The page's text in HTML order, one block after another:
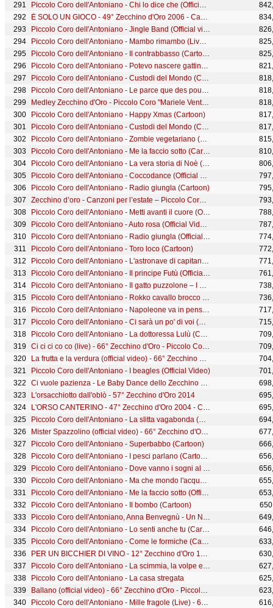
Piccolo Coro dell'Antoniano - Chi lo dice che (Official Video)
È SOLO UN GIOCO - 49° Zecchino d'Oro 2006 - Canzoni Animate
Piccolo Coro dell'Antoniano - Jingle Band (Official video - 67° Zecchino d'Oro)
Piccolo Coro dell'Antoniano - Mambo rimambo (Live) - 65° Zecchino d'Oro
Piccolo Coro dell'Antoniano - Il contrabbasso (Cartoon)
Piccolo Coro dell'Antoniano - Potevo nascere gattino (Official Video)
Piccolo Coro dell'Antoniano - Custodi del Mondo (Cartoon) - 63° Zecchino d'Oro
Piccolo Coro dell'Antoniano - Le parce que des pourquoi (Official Video)
Medley Zecchino d'Oro - Piccolo Coro "Mariele Ventre" dell'Antoniano
Piccolo Coro dell'Antoniano - Happy Xmas (Cartoon)
Piccolo Coro dell'Antoniano - Custodi del Mondo (Cartoon) - 63° Zecchino d'Oro
Piccolo Coro dell'Antoniano - Zombie vegetariano (Official Video)
Piccolo Coro dell'Antoniano - Me la faccio sotto (Cartoon)
Piccolo Coro dell'Antoniano - La vera storia di Noè (Official Video)
Piccolo Coro dell'Antoniano - Coccodance (Official video - 67° Zecchino d'Oro)
Piccolo Coro dell'Antoniano - Radio giungla (Cartoon)
Zecchino d’oro - Canzoni per l’estate – Piccolo Coro dell’Antoniano
Piccolo Coro dell'Antoniano - Metti avanti il cuore (Official Video)
Piccolo Coro dell'Antoniano - Auto rosa (Official Video)
Piccolo Coro dell'Antoniano - Radio giungla (Official Video)
Piccolo Coro dell'Antoniano - Toro loco (Cartoon)
Piccolo Coro dell'Antoniano - L'astronave di capitan Rottame (Cartoon)
Piccolo Coro dell'Antoniano - Il principe Futù (Official video - 67° Zecchino d'Oro)
Piccolo Coro dell'Antoniano - Il gatto puzzolone – I grandi classici dello Zecchino d’Oro
Piccolo Coro dell'Antoniano - Rokko cavallo brocco (Cartoon)
Piccolo Coro dell'Antoniano - Napoleone va in pensione (Official Video)
Piccolo Coro dell'Antoniano - Ci sarà un po' di voi (Cartoon)
Piccolo Coro dell'Antoniano - La dottoressa Lulù (Cartoon)
Ci ci ci co co (live) - 66° Zecchino d'Oro - Piccolo Coro dell'Antoniano
La frutta e la verdura (official video) - 66° Zecchino d'Oro - Piccolo Coro dell'Antoniano
Piccolo Coro dell'Antoniano - I beagles (Official Video)
Ci vuole pazienza - Le Baby Dance dello Zecchino d'Oro
L'orsacchiotto dall'oblò - 57° Zecchino d'Oro 2014
L'ORSO CANTERINO - 47° Zecchino d'Oro 2004 - Canzoni Animate
Piccolo Coro dell'Antoniano - La slitta vagabonda (Cartoon)
Mister Spazzolino (official video) - 66° Zecchino d'Oro - Piccolo Coro dell'Antoniano
Piccolo Coro dell'Antoniano - Superbabbo (Cartoon)
Piccolo Coro dell'Antoniano - I pesci parlano (Cartoon)
Piccolo Coro dell'Antoniano - Dove vanno i sogni al mattino (Official Video)
Piccolo Coro dell'Antoniano - Ma che mondo l'acquario (Cartoon)
Piccolo Coro dell'Antoniano - Me la faccio sotto (Official Video)
Piccolo Coro dell'Antoniano - Il bombo (Cartoon)
Piccolo Coro dell'Antoniano, Anna Benvegnù - Un Natale infinito (Official Video)
Piccolo Coro dell'Antoniano - Lo senti anche tu (Cartoon)
Piccolo Coro dell'Antoniano - Come le formiche (Cartoon) - 63° Zecchino d'Oro
PER UN BICCHIER DI VINO - 12° Zecchino d'Oro 1970 - Canzoni Animate
Piccolo Coro dell'Antoniano - La scimmia, la volpe e le scarpe (Cartoon)
Piccolo Coro dell'Antoniano - La casa stregata
Ballano (official video) - 66° Zecchino d'Oro - Piccolo Coro dell'Antoniano
Piccolo Coro dell'Antoniano - Mille fragole (Live) - 65° Zecchino d'Oro